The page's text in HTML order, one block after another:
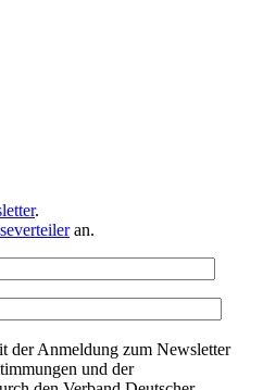
.
an.
der Anmeldung zum Newsletter
und der